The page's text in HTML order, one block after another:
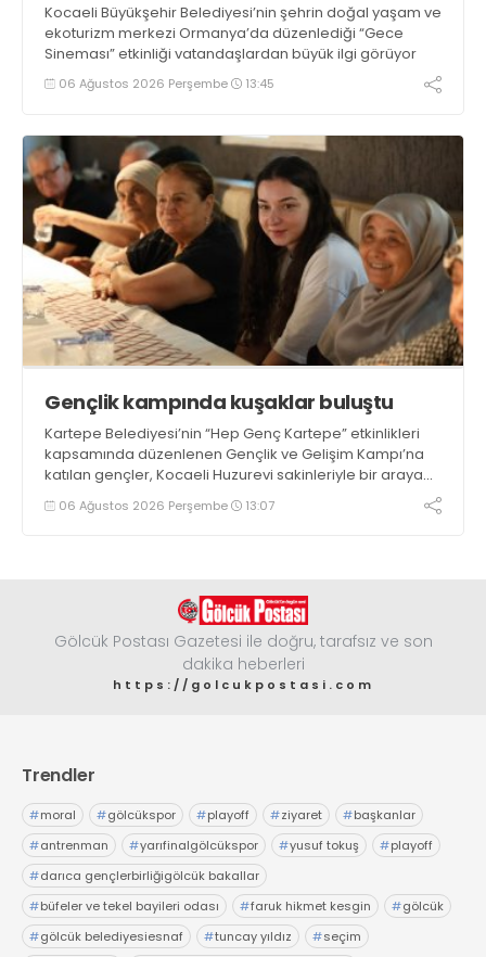
Kocaeli Büyükşehir Belediyesi’nin şehrin doğal yaşam ve
ekoturizm merkezi Ormanya’da düzenlediği “Gece
Sineması” etkinliği vatandaşlardan büyük ilgi görüyor
06 Ağustos 2026 Perşembe 13:45
Gençlik kampında kuşaklar buluştu
Kartepe Belediyesi’nin “Hep Genç Kartepe” etkinlikleri
kapsamında düzenlenen Gençlik ve Gelişim Kampı’na
katılan gençler, Kocaeli Huzurevi sakinleriyle bir araya
geldi06 Ağustos 2026 Perşembe 13:07
Gölcük Postası Gazetesi ile doğru, tarafsız ve son
dakika heberleri
https://golcukpostasi.com
Trendler
#moral #gölcükspor #playoff #ziyaret #başkanlar
#antrenman #yarıfinalgölcükspor #yusuf tokuş #playoff
#darıca gençlerbirliğigölcük bakallar
#büfeler ve tekel bayileri odası #faruk hikmet kesgin #gölcük
#gölcük belediyesiesnaf #tuncay yıldız #seçim